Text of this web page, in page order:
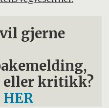
gjerne
eller kritikk?